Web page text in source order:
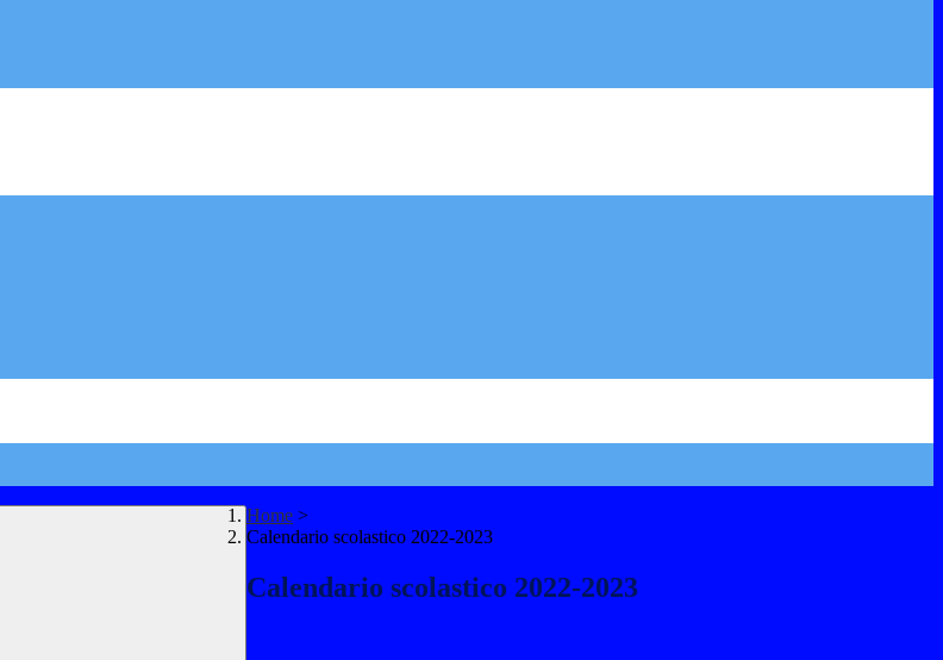
Home >
Calendario scolastico 2022-2023
Calendario scolastico 2022-2023